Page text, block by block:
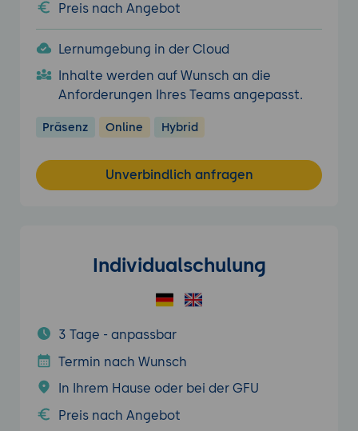
Preis nach Angebot
Lernumgebung in der Cloud
Inhalte werden auf Wunsch an die
Anforderungen Ihres Teams angepasst.
Präsenz Online Hybrid
Unverbindlich anfragen
Individualschulung
3 Tage - anpassbar
Termin nach Wunsch
In Ihrem Hause oder bei der GFU
Preis nach Angebot